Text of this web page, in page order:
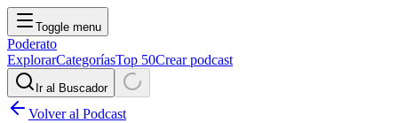
Toggle menu
Poderato
ExplorarCategoríasTop 50Crear podcast
Ir al Buscador
Volver al Podcast